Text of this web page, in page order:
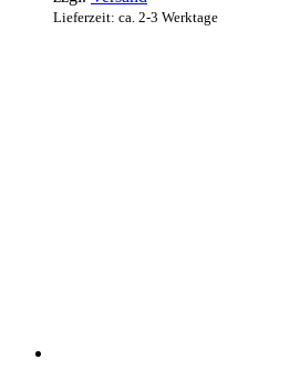
Lieferzeit: ca. 2-3 Werktage